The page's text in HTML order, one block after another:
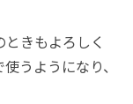
きもよろしく
うようになり、